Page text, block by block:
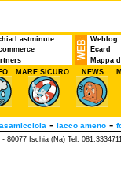
Lastminute
Weblog
Ecard
Mappa
MARE SICURO NEWS
- lacco ameno-
80077 Ischia (Na) Tel.